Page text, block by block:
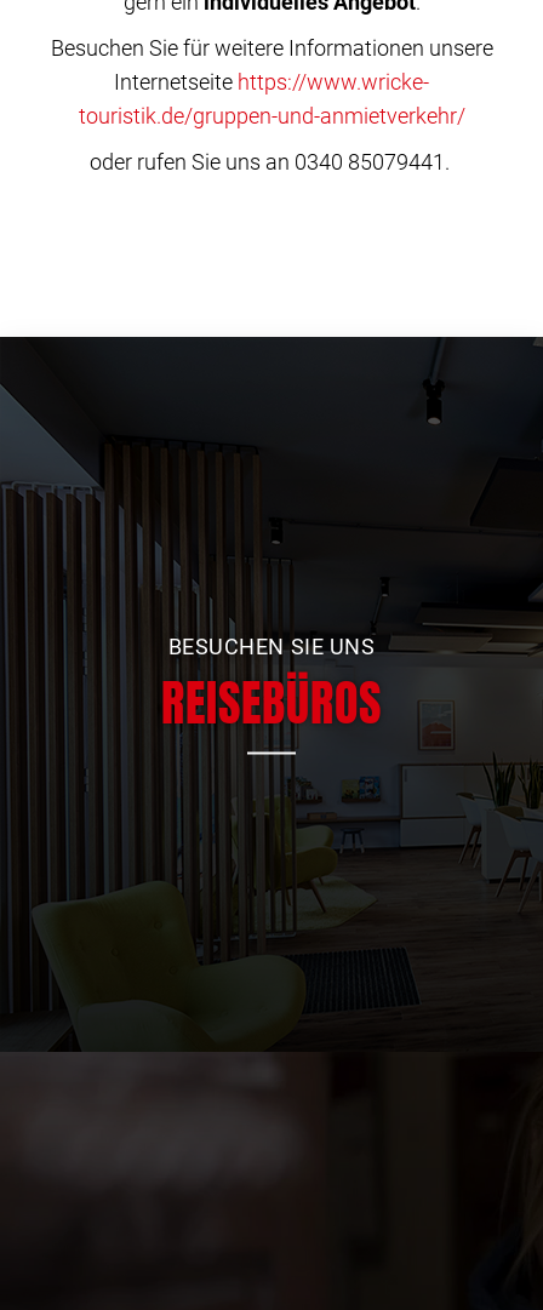
Besuchen Sie für weitere Informationen unsere
Internetseite https://www.wricke-
touristik.de/gruppen-und-anmietverkehr/
oder rufen Sie uns an 0340 85079441.
BESUCHEN SIE UNS
REISEBÜROS